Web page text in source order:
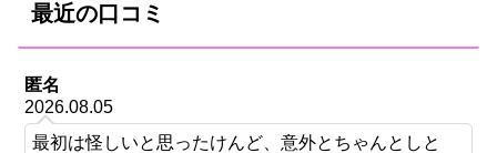
最近の口コミ
匿名
2026.08.05
最初は怪しいと思ったけんど、意外とちゃんとしと